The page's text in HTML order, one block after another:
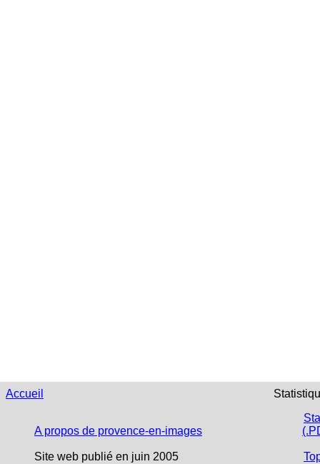
Accueil
A propos de provence-en-images
Site web publié en juin 2005